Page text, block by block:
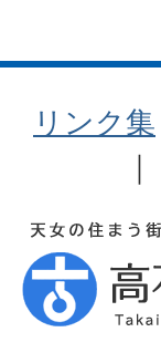
リンク集
｜